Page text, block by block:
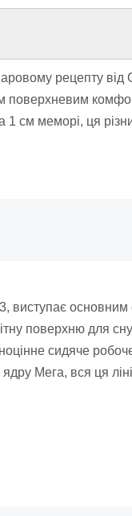
рецепту від
поверхневим
см меморі, ця
виступає основним
поверхню для
сидяче
Мега, вся ця